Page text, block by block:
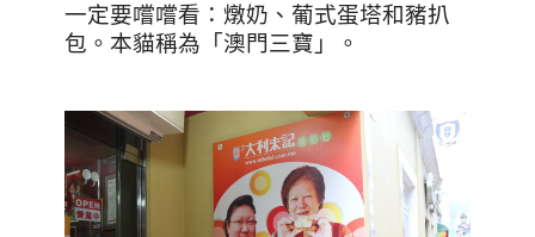
一定要嚐嚐看：燉奶、葡式蛋塔和豬扒
包。本貓稱為「澳門三寶」。